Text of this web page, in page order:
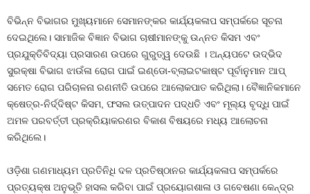
ବିଭିନ୍ନ ବିଭାଗର ମୁଖ୍ୟମାନେ ସେମାନଙ୍କର କାର୍ଯ୍ୟକଳାପ ସମ୍ପର୍କରେ ସୂଚନା
ଦେଇଥିଲେ। ସାମାଜିକ ବିଜ୍ଞାନ ବିଭାଗ ଚାଷୀମାନଙ୍କୁ ଉନ୍ନତ କିସମ ଏବଂ
ପ୍ରଯୁକ୍ତିବିଦ୍ୟା ପ୍ରସାରଣ ଉପରେ ଗୁରୁତ୍ୱ ଦେଉଛି । ଅନ୍ୟପଟେ ଉଦ୍ଭିଦ
ସୁରକ୍ଷା ବିଭାଗ ଝାଉଁଳା ରୋଗ ପାଇଁ ଇଣ୍ଡୋ-ବ୍ଲାଇଟକାଷ୍ଟ ପୂର୍ବାନୁମାନ ଆପ୍
ସମେତ ରୋଗ ପରିଚାଳନା ରଣନୀତି ଉପରେ ଆଲୋକପାତ କରିଥିଲା। ବୈଜ୍ଞାନିକମାନେ
କ୍ଷେତ୍ର-ନିର୍ଦ୍ଦିଷ୍ଟ କିସମ, ଫସଲ ଉତ୍ପାଦନ ପଦ୍ଧତି ଏବଂ ମୂଲ୍ୟ ବୃଦ୍ଧି ପାଇଁ
ଅମଳ ପରବର୍ତ୍ତୀ ପ୍ରକ୍ରିୟାକରଣର ବିକାଶ ବିଷୟରେ ମଧ୍ୟ ଆଲୋଚନା
କରିଥିଲେ।
ଓଡ଼ିଶା ଗଣମାଧ୍ୟମ ପ୍ରତିନିଧି ଦଳ ପ୍ରତିଷ୍ଠାନର କାର୍ଯ୍ୟକଳାପ ସମ୍ପର୍କରେ
ପ୍ରତ୍ୟକ୍ଷ ଅନୁଭୂତି ହାସଲ କରିବା ପାଇଁ ପ୍ରୟୋଗଶାଳା ଓ ଗବେଷଣା କେନ୍ଦ୍ର